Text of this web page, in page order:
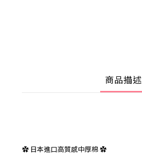
商品描述
✿ 日本進口高質感中厚棉 ✿